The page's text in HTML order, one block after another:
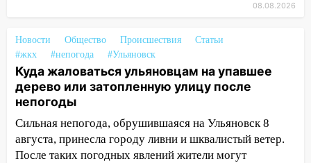
Деева в Заволжье
14:26
Жители Ульяновска сами
пытаются расчистить ливнёвки, не
дождавшись коммунальщиков
14:16 Шторм продолжает ломать город:
на улице Любови Шевцовой рухнул
светофор
08.08.2026
Новости Общество Происшествия
Статьи
#жкх
#непогода #Ульяновск
Куда жаловаться ульяновцам на упавшее
дерево или затопленную улицу после
непогоды
Сильная непогода, обрушившаяся на Ульяновск 8
августа, принесла городу ливни и шквалистый ветер.
После таких погодных явлений жители могут